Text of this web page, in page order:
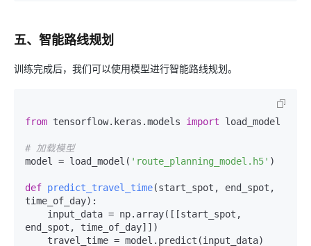
五、智能路线规划
训练完成后，我们可以使用模型进行智能路线规划。
from tensorflow.keras.models import load_model
# 加载模型
model = load_model( 'route_planning_model.h5' )
def predict_travel_time(start_spot, end_spot,
time_of_day):
end_spot, time_of_day]])